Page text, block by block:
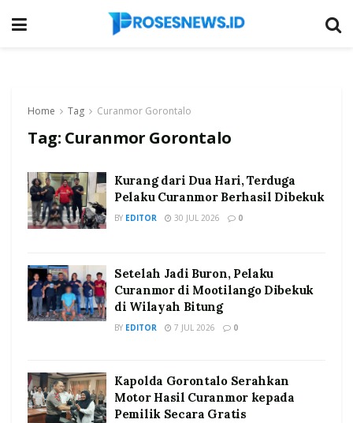
Home Tag Curanmor Gorontalo
Tag: Curanmor Gorontalo
Kurang dari Dua Hari, Terduga
Pelaku Curanmor Berhasil Dibekuk
BY EDITOR 30 JUL 2026 0
Setelah Jadi Buron, Pelaku
Curanmor di Mootilango Dibekuk
di Wilayah Bitung
BY EDITOR 7 JUL 2026 0
Kapolda Gorontalo Serahkan
Motor Hasil Curanmor kepada
Pemilik Secara Gratis